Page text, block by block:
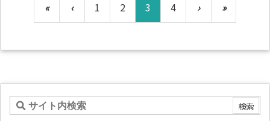
« ‹ 1 2 3 4 › »